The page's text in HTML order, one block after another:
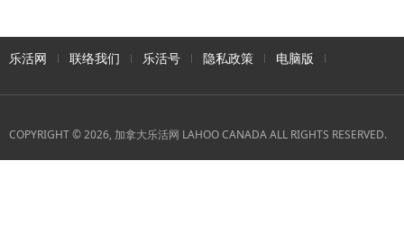
乐活网 联络我们 乐活号 隐私政策 电脑版
COPYRIGHT © 2026, 加拿大乐活网 LAHOO CANADA ALL RIGHTS RESERVED.